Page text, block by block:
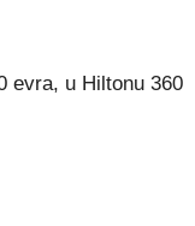
evra, u Hiltonu 360